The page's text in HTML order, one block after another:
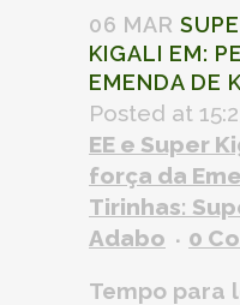
06 MAR
KIGALI EM:
EMENDA DE
Posted at
EE e Super
força da
Tirinhas:
Adabo
0
Tempo para